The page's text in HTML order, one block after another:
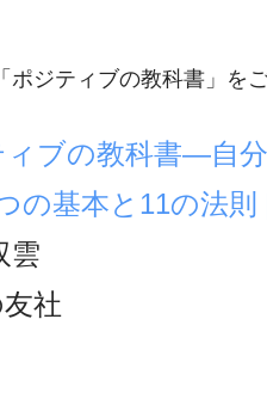
ジティブの教科書」をご
ブの教科書―自
の基本と11の法則
雲
社